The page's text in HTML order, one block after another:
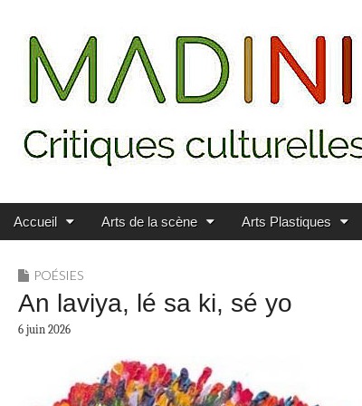
MADININ'ART
Main menu
Skip to content
Accueil Arts de la scène Arts Plastiques
POÉSIES
An laviya, lé sa ki, sé yo
6 juin 2026